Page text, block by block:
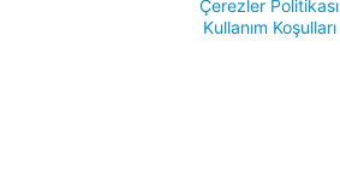
Çerezler Politikası
Kullanım Koşulları